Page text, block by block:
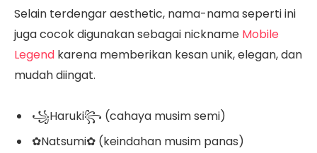
Selain terdengar aesthetic, nama-nama seperti ini
juga cocok digunakan sebagai nickname Mobile
Legend karena memberikan kesan unik, elegan, dan
mudah diingat.
꧁Haruki꧂ (cahaya musim semi)
✿Natsumi✿ (keindahan musim panas)